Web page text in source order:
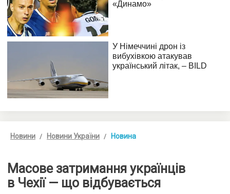
Новини Новини України Новина
Масове затримання українців
в Чехії — що відбувається